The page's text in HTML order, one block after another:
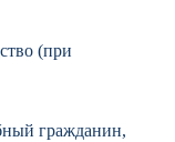
(при
гражданин,